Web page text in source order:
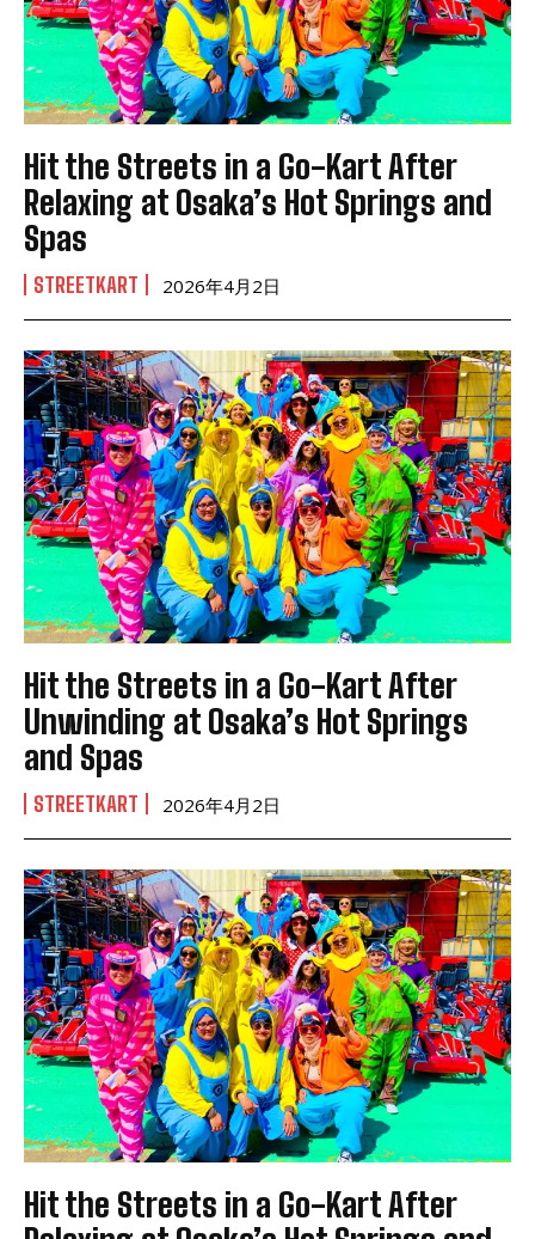
Hit the Streets in a Go-Kart After
Relaxing at Osaka’s Hot Springs and
Spas
STREETKART 2026年4月2日
Hit the Streets in a Go-Kart After
Unwinding at Osaka’s Hot Springs
and Spas
STREETKART 2026年4月2日
Hit the Streets in a Go-Kart After